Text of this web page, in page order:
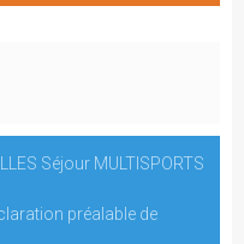
Séjour MULTISPORTS
préalable de